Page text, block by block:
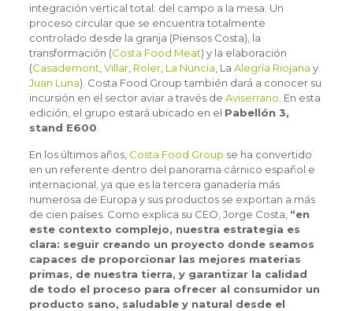
integración vertical total: del campo a la mesa. Un
proceso circular que se encuentra totalmente
controlado desde la granja (Piensos Costa), la
transformación (Costa Food Meat) y la elaboración
(Casademont Villar, Roler, La Nuncia , La Alegría Riojana y
Juan Luna). Costa Food Group también dará a conocer su
incursión en el sector aviar a través de Aviserrano . En esta
edición, el grupo estará ubicado en el Pabellón 3,
stand E600
En los últimos años, Costa Food Group se ha convertido
en un referente dentro del panorama cárnico español e
internacional, ya que es la tercera ganadería más
numerosa de Europa y sus productos se exportan a más
de cien países. Como explica su CEO, Jorge Costa, “en
este contexto complejo, nuestra estrategia es
clara: seguir creando un proyecto donde seamos
capaces de proporcionar las mejores materias
primas, de nuestra tierra, y garantizar la calidad
de todo el proceso para ofrecer al consumidor un
producto sano, saludable y natural desde el